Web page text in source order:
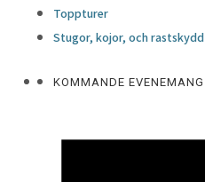
Toppturer
Stugor, kojor, och rastskydd
KOMMANDE EVENEMANG